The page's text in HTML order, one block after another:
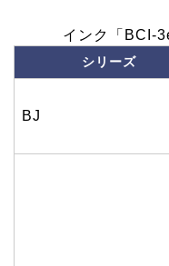
インク「BCI-
シリーズ
BJ